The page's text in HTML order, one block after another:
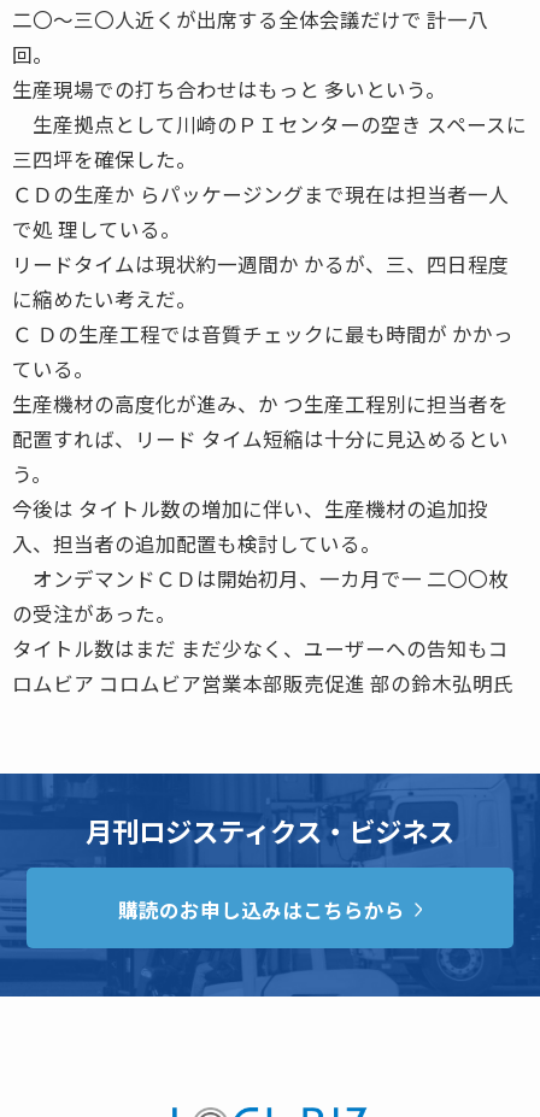
二〇〜三〇人近くが出席する全体会議だけで 計一八
回。
生産現場での打ち合わせはもっと 多いという。
生産拠点として川崎のＰＩセンターの空き スペースに
三四坪を確保した。
ＣＤの生産か らパッケージングまで現在は担当者一人
で処 理している。
リードタイムは現状約一週間か かるが、三、四日程度
に縮めたい考えだ。
Ｃ Ｄの生産工程では音質チェックに最も時間が かかっ
ている。
生産機材の高度化が進み、か つ生産工程別に担当者を
配置すれば、リード タイム短縮は十分に見込めるとい
う。
今後は タイトル数の増加に伴い、生産機材の追加投
入、担当者の追加配置も検討している。
オンデマンドＣＤは開始初月、一カ月で一 二〇〇枚
の受注があった。
タイトル数はまだ まだ少なく、ユーザーへの告知もコ
ロムビア コロムビア営業本部販売促進 部の鈴木弘明氏
月刊ロジスティクス・ビジネス
購読のお申し込みはこちらから